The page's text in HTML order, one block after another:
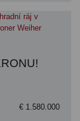
€ 1.580.000